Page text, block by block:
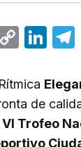
Copy
de
VI Trofeo